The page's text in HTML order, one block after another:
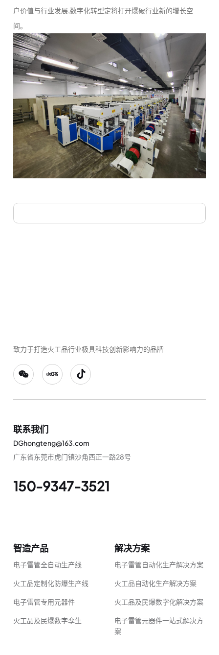
户价值与行业发展,数字化转型定将打开爆破行业新的增长空
间。
致力于打造火工品行业极具科技创新影响力的品牌
联系我们
DGhongteng@163.com
广东省东莞市虎门镇沙角西正一路28号
150-9347-3521
智造产品
电子雷管全自动生产线
火工品定制化防爆生产线
电子雷管专用元器件
火工品及民爆数字孪生
解决方案
电子雷管自动化生产解决方案
火工品自动化生产解决方案
火工品及民爆数字化解决方案
电子雷管元器件一站式解决方
案